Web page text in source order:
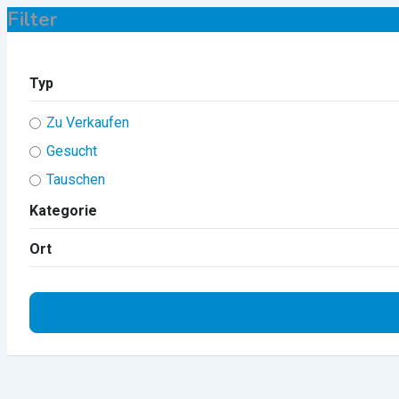
Filter
Typ
Zu Verkaufen
Gesucht
Tauschen
Kategorie
Ort